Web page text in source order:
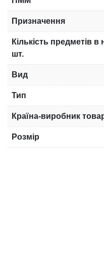
Призначення
Кількість предметів в
шт.
Вид
Тип
Країна-виробник
Розмір